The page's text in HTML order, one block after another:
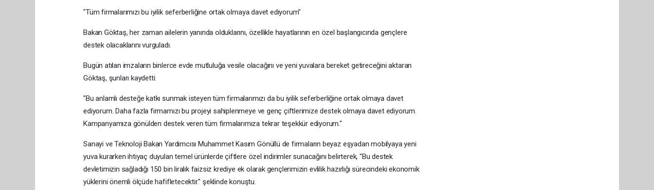
"Tüm firmalarımızı bu iyilik seferberliğine ortak olmaya davet ediyorum"
Bakan Göktaş, her zaman ailelerin yanında olduklarını, özellikle hayatlarının en özel başlangıcında gençlere
destek olacaklarını vurguladı.
Bugün atılan imzaların binlerce evde mutluluğa vesile olacağını ve yeni yuvalara bereket getireceğini aktaran
Göktaş, şunları kaydetti:
"Bu anlamlı desteğe katkı sunmak isteyen tüm firmalarımızı da bu iyilik seferberliğine ortak olmaya davet
ediyorum. Daha fazla firmamızı bu projeyi sahiplenmeye ve genç çiftlerimize destek olmaya davet ediyorum.
Kampanyamıza gönülden destek veren tüm firmalarımıza tekrar teşekkür ediyorum."
Sanayi ve Teknoloji Bakan Yardımcısı Muhammet Kasım Gönüllü de firmaların beyaz eşyadan mobilyaya yeni
yuva kurarken ihtiyaç duyulan temel ürünlerde çiftlere özel indirimler sunacağını belirterek, "Bu destek
devletimizin sağladığı 150 bin liralık faizsiz krediye ek olarak gençlerimizin evlilik hazırlığı sürecindeki ekonomik
yüklerini önemli ölçüde hafifletecektir." şeklinde konuştu.